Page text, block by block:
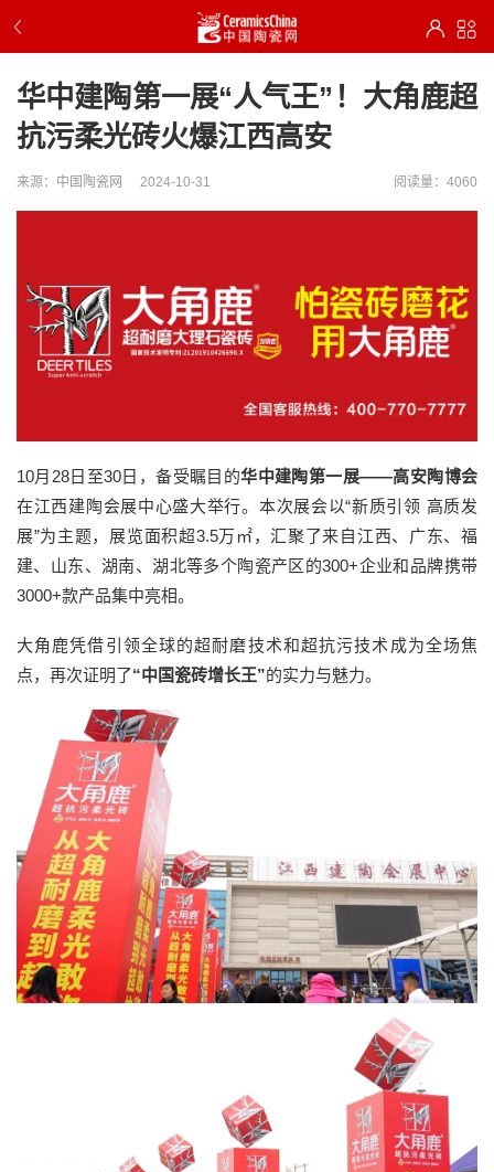
华中建陶第一展“人气王”！大角鹿超
抗污柔光砖火爆江西高安
来源：中国陶瓷网 2024-10-31 阅读量：4060
10月28日至30日，备受瞩目的华中建陶第一展——高安陶博会
在江西建陶会展中心盛大举行。本次展会以“新质引领 高质发
展”为主题，展览面积超3.5万㎡，汇聚了来自江西、广东、福
建、山东、湖南、湖北等多个陶瓷产区的300+企业和品牌携带
3000+款产品集中亮相。
大角鹿凭借引领全球的超耐磨技术和超抗污技术成为全场焦
点，再次证明了“中国瓷砖增长王”的实力与魅力。